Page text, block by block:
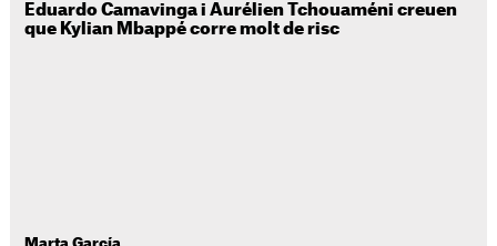
Eduardo Camavinga i Aurélien Tchouaméni creuen
que Kylian Mbappé corre molt de risc